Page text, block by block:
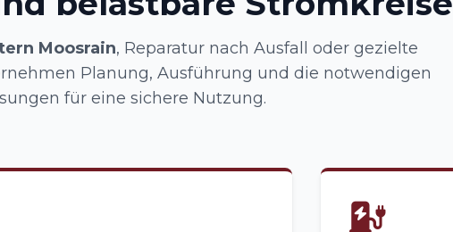
Moosrain, Reparatur nach Ausfall oder gezielte
Planung, Ausführung und die notwendigen
für eine sichere Nutzung.